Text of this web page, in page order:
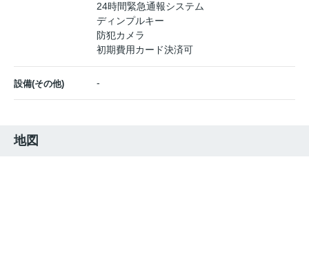
24時間緊急通報システム
ディンプルキー
防犯カメラ
初期費用カード決済可
設備(その他) -
地図